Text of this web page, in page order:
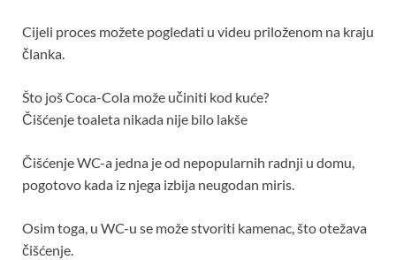
Cijeli proces možete pogledati u videu priloženom na kraju
članka.
Što još Coca-Cola može učiniti kod kuće?
Čišćenje toaleta nikada nije bilo lakše
Čišćenje WC-a jedna je od nepopularnih radnji u domu,
pogotovo kada iz njega izbija neugodan miris.
Osim toga, u WC-u se može stvoriti kamenac, što otežava
čišćenje.